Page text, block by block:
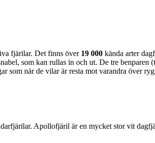
fjärilar. Det finns över 19 000 kända arter
som kan rullas in och ut. De tre
som när de vilar är resta mot varandra över
Apollofjäril är en mycket stor vit